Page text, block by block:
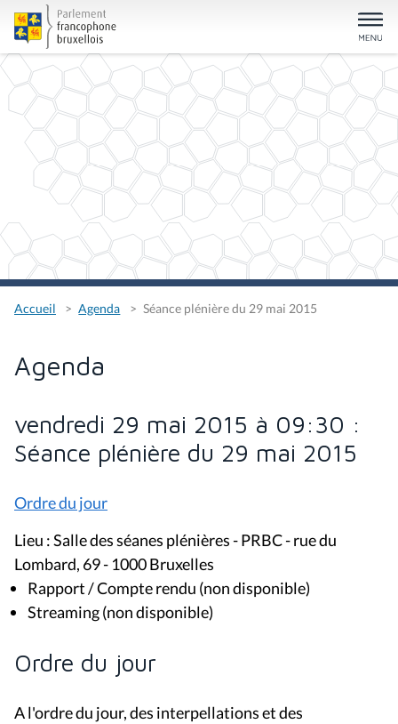
Accueil Agenda Séance plénière du 29 mai 2015
Agenda
vendredi 29 mai 2015 à 09:30 :
Séance plénière du 29 mai 2015
Ordre du jour
Lieu : Salle des séanes plénières - PRBC - rue du
Lombard, 69 - 1000 Bruxelles
Rapport / Compte rendu (non disponible)
Streaming (non disponible)
Ordre du jour
A l'ordre du jour, des interpellations et des